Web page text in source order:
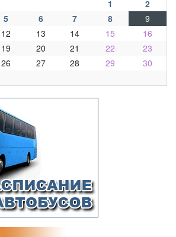
1
2
5 6 7 8
9
12 13 14 15
16
19 20 21 22
23
26 27 28 29
30